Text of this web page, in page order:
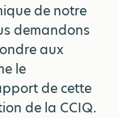
de notre
demandons
aux
le
de cette
de la CCIQ.